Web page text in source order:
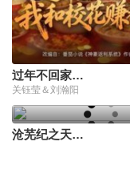
过年不回家，我和校花赚翻天
关钰莹＆刘瀚阳
沧芜纪之天奎密钥